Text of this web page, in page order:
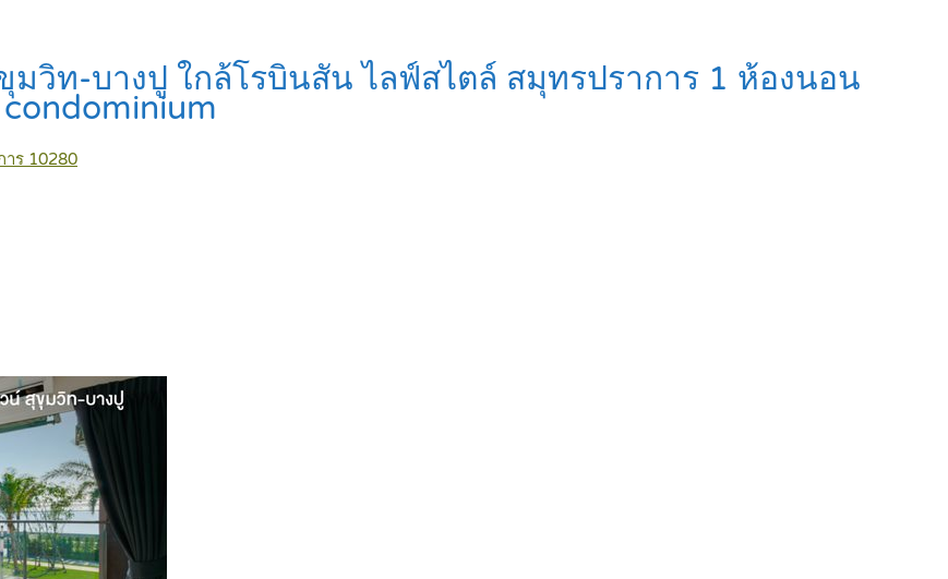
มวิท-บางปู ใกล้โรบินสัน ไลฟ์สไตล์ สมุทรปราการ 1 ห้องนอน
condominium
าร 10280